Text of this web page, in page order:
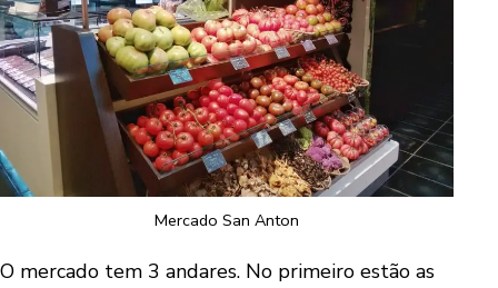
Mercado San Anton
O mercado tem 3 andares. No primeiro estão as